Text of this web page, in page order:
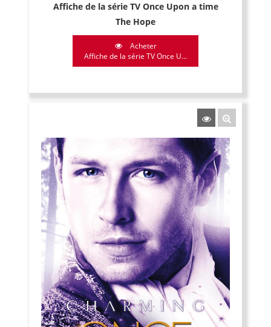
Affiche de la série TV Once Upon a time
The Hope
Acheter
Affiche de la série TV Once U...